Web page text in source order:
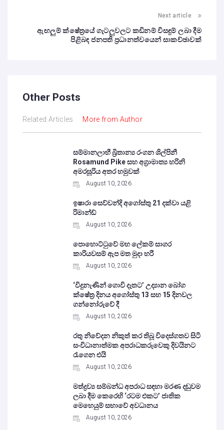
Next article
ඇඟලුම් ක්ෂේත්‍රයේ ගැටලුවලට කඩිනම් විසඳුම් ලබා දීම
පිළිබඳ ජනපති ප්‍රධානත්වයෙන් සාකච්ඡාවක්
Other Posts
Related Articles More from Author
සම්මානලාභී බ්‍රිතාන්‍ය රංගන ශිල්පිනී
Rosamund Pike සහ අග්‍රාමාත්‍ය හරිනි
අමරසූරිය අතර හමුවක්
August 10, 2026
ඉෂාරා සෙව්වන්දි අගෝස්තු 21 දක්වා යළි
රිමාන්ඩ්
August 10, 2026
පොහොට්ටුවේ මහ ලේකම් සාගර
කාරියවසම් ඇප මත මුදා හරී
August 10, 2026
‘විදුනැණින් ගොවි දෑතට’ උද්‍යාන බෝග
ක්ෂේත්‍ර දිනය අගෝස්තු 13 සහ 15 දිනවල
ගන්නෝරුවේ දී
August 10, 2026
රතු නිවේදන නිකුත් කර තිබූ විදෙස්ගතව සිටි
සංවිධානාත්මක අපරාධකරුවෙකු දිවයිනට
රැගෙන එයි
August 10, 2026
මත්ද්‍රව්‍ය සම්බන්ධ අපරාධ සඳහා මරණ දඬුවම
ලබා දීම කෙරෙහි ‘රටම එකට’ ජාතික
මෙහෙයුම් සභාවේ අවධානය
August 10, 2026